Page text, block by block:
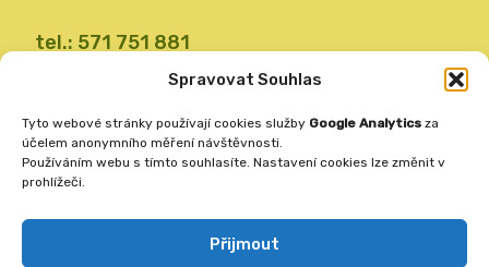
Spravovat Souhlas
Tyto webové stránky používají cookies služby Google Analytics za
účelem anonymního měření návštěvnosti.
Používáním webu s tímto souhlasíte. Nastavení cookies lze změnit v
prohlížeči.
Přijmout
tel.: 571 751 881
email: zsvalbystrice@zsvb.cz
ID datové schránky: 24dabpx